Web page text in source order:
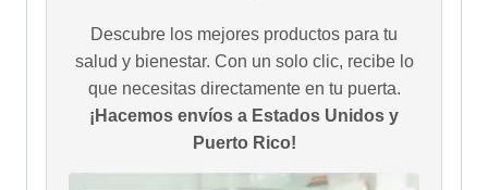
Descubre los mejores productos para tu
salud y bienestar. Con un solo clic, recibe lo
que necesitas directamente en tu puerta.
¡Hacemos envíos a Estados Unidos y
Puerto Rico!